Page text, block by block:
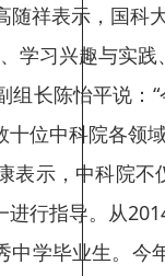
表示，国科
学习兴趣与实
陈怡平说：“
位中科院各领
示，中科院不
行指导。从
毕业生。今